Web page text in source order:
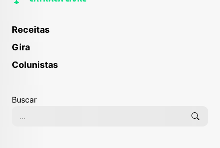
Receitas
Gira
Colunistas
Buscar